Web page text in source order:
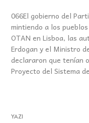
066El gobierno del
mintiendo a los
OTAN en Lisboa, las
Erdogan y el Ministro
declararon que tenían
Proyecto del Sistema
YAZI